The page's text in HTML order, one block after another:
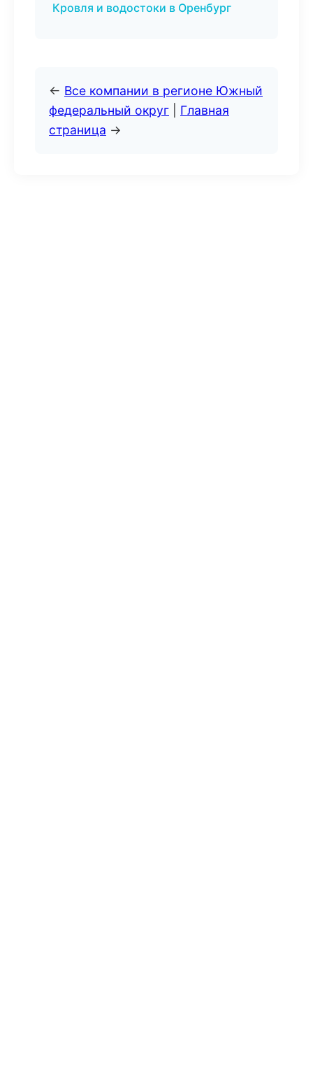
Кровля и водостоки в Оренбург
← Все компании в регионе Южный
федеральный округ
Главная
страница →